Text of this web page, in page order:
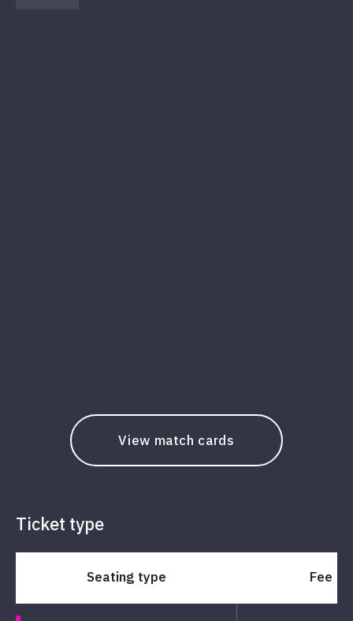
View match cards
Ticket type
Seating type Fee